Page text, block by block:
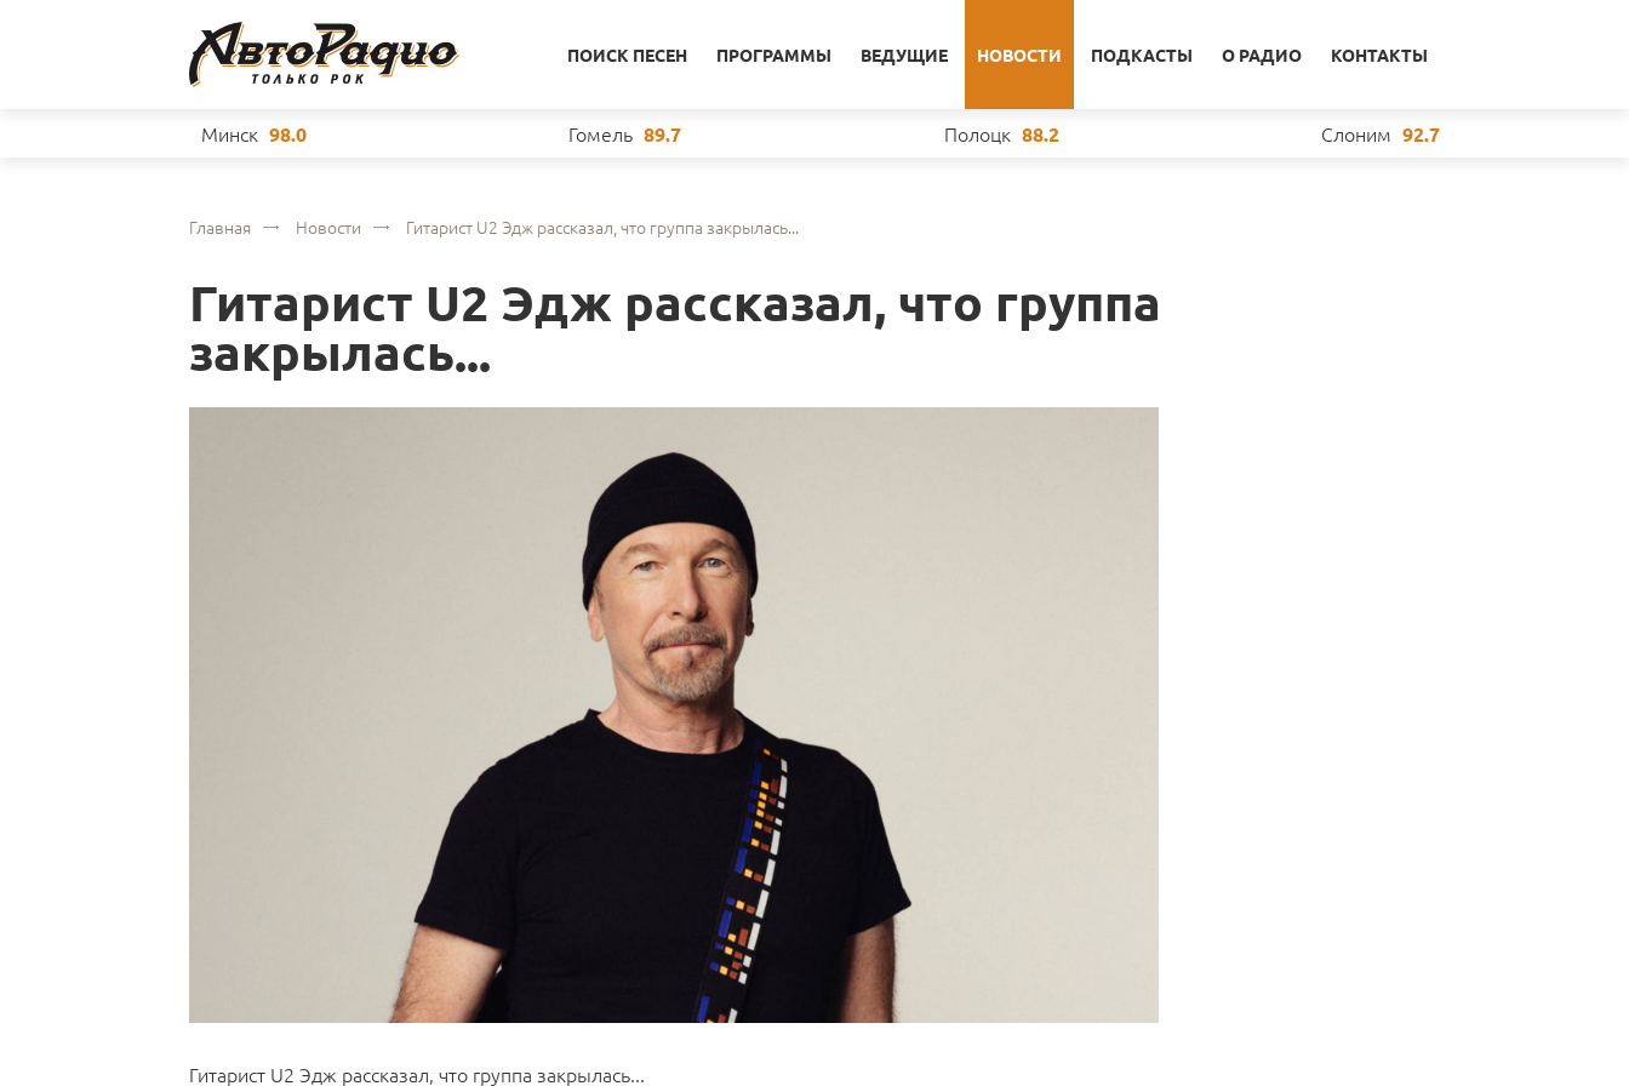
ПОИСК ПЕСЕН ПРОГРАММЫ ВЕДУЩИЕ НОВОСТИ ПОДКАСТЫ О РАДИО КОНТАКТЫ
Минск 98.0 Гомель 89.7 Полоцк 88.2 Слоним 92.7
Главная Новости Гитарист U2 Эдж рассказал, что группа закрылась...
Гитарист U2 Эдж рассказал, что группа
закрылась...
Гитарист U2 Эдж рассказал, что группа закрылась...